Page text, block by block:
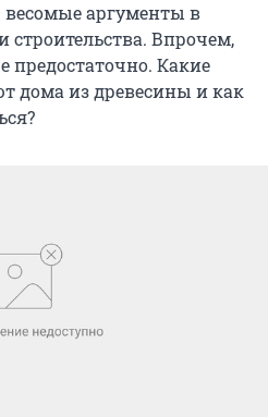
весомые аргументы в
строительства. Впрочем,
предостаточно. Какие
дома из древесины и как